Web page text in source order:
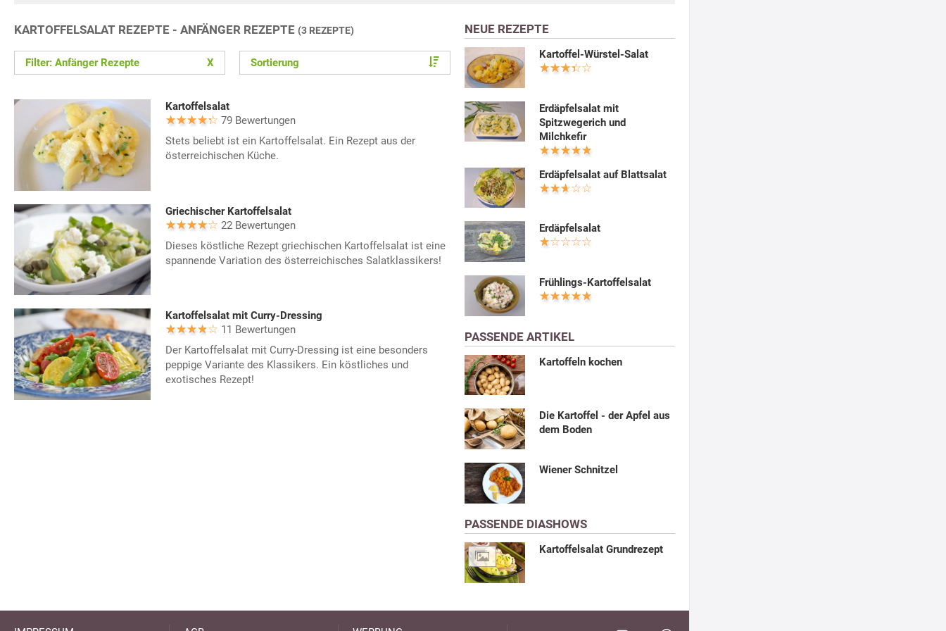
KARTOFFELSALAT REZEPTE - ANFÄNGER REZEPTE (3 REZEPTE)
Filter: Anfänger Rezepte X Sortierung
Kartoffelsalat
79 Bewertungen
Stets beliebt ist ein Kartoffelsalat. Ein Rezept aus der
österreichischen Küche.
Griechischer Kartoffelsalat
22 Bewertungen
Dieses köstliche Rezept griechischen Kartoffelsalat ist eine
spannende Variation des österreichisches Salatklassikers!
Kartoffelsalat mit Curry-Dressing
11 Bewertungen
Der Kartoffelsalat mit Curry-Dressing ist eine besonders
peppige Variante des Klassikers. Ein köstliches und
exotisches Rezept!
NEUE REZEPTE
Kartoffel-Würstel-Salat
Erdäpfelsalat mit
Spitzwegerich und
Milchkefir
Erdäpfelsalat auf Blattsalat
Erdäpfelsalat
Frühlings-Kartoffelsalat
PASSENDE ARTIKEL
Kartoffeln kochen
Die Kartoffel - der Apfel aus
dem Boden
Wiener Schnitzel
PASSENDE DIASHOWS
Kartoffelsalat Grundrezept